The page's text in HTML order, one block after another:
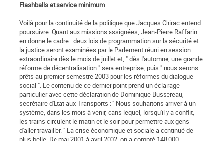
Flashballs et service minimum
Voilà pour la continuité de la politique que Jacques Chirac entend
poursuivre. Quant aux missions assignées, Jean-Pierre Raffarin
en donne le cadre : deux lois de programmation sur la sécurité et
la justice seront examinées par le Parlement réuni en session
extraordinaire dès le mois de juillet et, " dès l'automne, une grande
réforme de décentralisation " sera entreprise, puis " nous serons
prêts au premier semestre 2003 pour les réformes du dialogue
social ". Le contenu de ce dernier point prend un éclairage
particulier avec cette déclaration de Dominique Bussereau,
secrétaire d'Etat aux Transports : " Nous souhaitons arriver à un
système, dans les mois à venir, dans lequel, lorsqu'il y a conflit,
les trains circulent le matin et le soir pour permettre aux gens
d'aller travailler. " La crise économique et sociale a continué de
plus belle. De mai 2001 à avril 2002, on a compté 148 000